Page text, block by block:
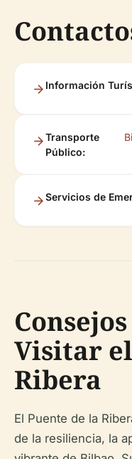
Información
Transporte
Público:
Servicios de
Visitar
Ribera
El Puente de la
de la resiliencia, la